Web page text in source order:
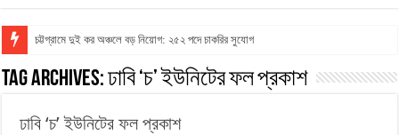
চট্টগ্রামে দুই কর অঞ্চলে বড় নিয়োগ: ২৫২ পদে চাকরির সুযোগ
Tag Archives:ঢাবি ‘চ’ ইউনিটের ফল প্রকাশ
ঢাবি ‘চ’ ইউনিটের ফল প্রকাশ